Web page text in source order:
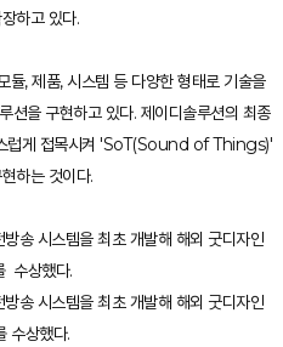
하고 있다.
듈, 제품, 시스템 등 다양한 형태로 기술을
션을 구현하고 있다. 제이디솔루션의 최종
럽게 접목시켜 'SoT(Sound of Things)'
하는 것이다.
송 시스템을 최초 개발해 해외 굿디자인
수상했다.
송 시스템을 최초 개발해 해외 굿디자인
수상했다.